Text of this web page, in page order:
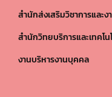
สำนักส่งเสริมวิชาการและง
สำนักวิทยบริการและเทคโ
งานบริหารงานบุคคล